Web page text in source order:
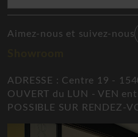
Aimez-nous et suivez-nous
ADRESSE : Centre 19 -
OUVERT du LUN - VEN
POSSIBLE SUR RENDEZ-